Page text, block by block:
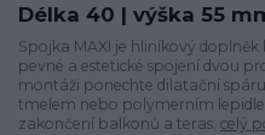
Délka 40 | výška 55
Spojka MAXI je hliníkový
pevné a estetické spojení dvou
montáži ponechte dilatační
tmelem nebo polymerním
zakončení balkonů a teras. celý